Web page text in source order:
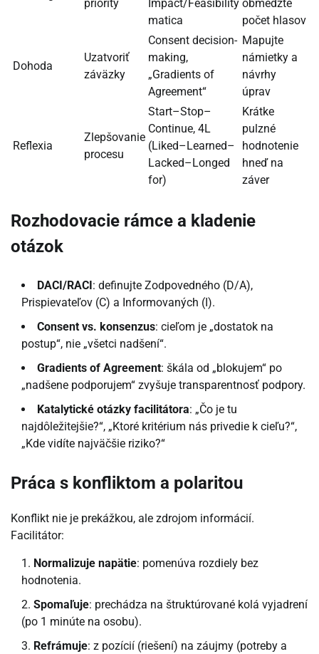
priority
Impact/Feasibility
matica
obmedzte
počet hlasov
Dohoda
Uzatvoriť
záväzky
Consent decision-
making,
„Gradients of
Agreement“
Mapujte
námietky a
návrhy
úprav
Reflexia
Zlepšovanie
procesu
Start–Stop–
Continue, 4L
(Liked–Learned–
Lacked–Longed
for)
Krátke
pulzné
hodnotenie
hneď na
záver
Rozhodovacie rámce a kladenie
otázok
DACI/RACI : definujte Zodpovedného (D/A),
Prispievateľov (C) a Informovaných (I).
Consent vs. konsenzus: cieľom je „dostatok na
postup“, nie „všetci nadšení“.
Gradients of Agreement: škála od „blokujem“ po
„nadšene podporujem“ zvyšuje transparentnosť podpory.
Katalytické otázky facilitátora: „Čo je tu
najdôležitejšie?“, „Ktoré kritérium nás privedie k cieľu?“,
„Kde vidíte najväčšie riziko?“
Práca s konfliktom a polaritou
Konflikt nie je prekážkou, ale zdrojom informácií.
Facilitátor:
Normalizuje napätie: pomenúva rozdiely bez
hodnotenia.
Spomaľuje: prechádza na štruktúrované kolá vyjadrení
(po 1 minúte na osobu).
Refrámuje: z pozícií (riešení) na záujmy (potreby a